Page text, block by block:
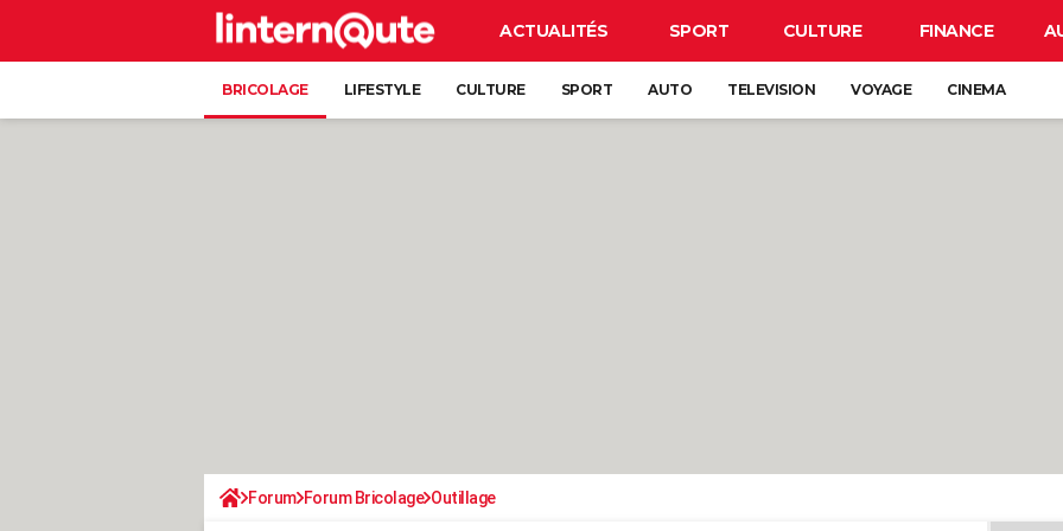
ACTUALITÉS SPORT CULTURE FINANCE
BRICOLAGE LIFESTYLE CULTURE SPORT AUTO TELEVISION VOYAGE CINEMA
Forum Forum Bricolage Outillage